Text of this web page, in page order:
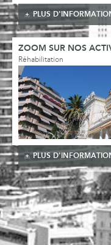
PLUS
ZOOM SUR NOS
Réhabilitation
PLUS